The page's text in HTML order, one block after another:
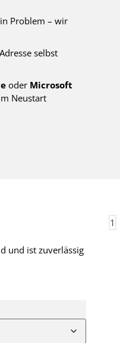
Problem – wir
selbst
oder Microsoft
Neustart
und ist zuverlässig
1